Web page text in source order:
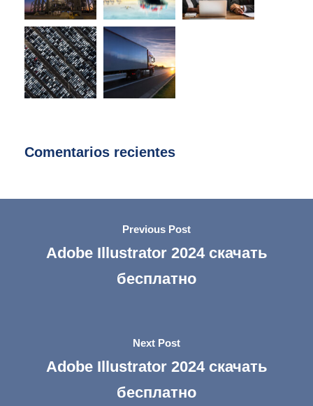
Comentarios recientes
Previous Post
Adobe Illustrator 2024 скачать
бесплатно
Next Post
Adobe Illustrator 2024 скачать
бесплатно